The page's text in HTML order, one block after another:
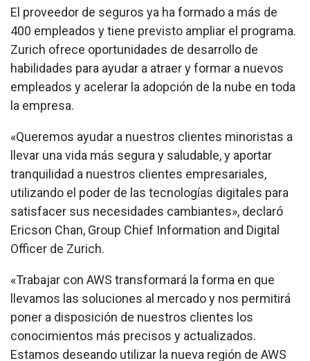
El proveedor de seguros ya ha formado a más de
400 empleados y tiene previsto ampliar el programa.
Zurich ofrece oportunidades de desarrollo de
habilidades para ayudar a atraer y formar a nuevos
empleados y acelerar la adopción de la nube en toda
la empresa.
«Queremos ayudar a nuestros clientes minoristas a
llevar una vida más segura y saludable, y aportar
tranquilidad a nuestros clientes empresariales,
utilizando el poder de las tecnologías digitales para
satisfacer sus necesidades cambiantes», declaró
Ericson Chan, Group Chief Information and Digital
Officer de Zurich.
«Trabajar con AWS transformará la forma en que
llevamos las soluciones al mercado y nos permitirá
poner a disposición de nuestros clientes los
conocimientos más precisos y actualizados.
Estamos deseando utilizar la nueva región de AWS